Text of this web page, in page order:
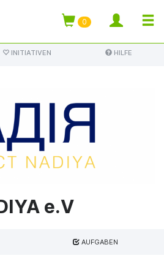
0
INITIATIVEN HILFE
e.V
AUFGABEN